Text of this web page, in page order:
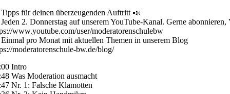
für deinen überzeugenden Auftritt 📣
2. Donnerstag auf unserem YouTube-Kanal. Gerne
www.youtube.com/user/moderatorenschulebw
pro Monat mit aktuellen Themen in unserem Blog
moderatorenschule-bw.de/blog/
Intro
Was Moderation ausmacht
Nr. 1: Falsche Klamotten